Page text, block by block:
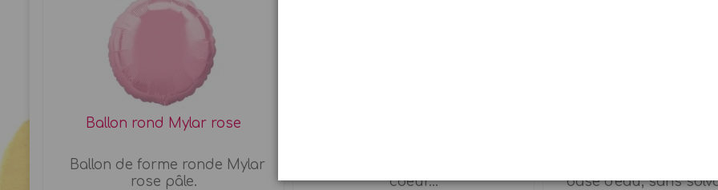
Ballon rond Mylar rose
Ballon de forme ronde Mylar
rose pâle.
coeur...
base d'eau, sans